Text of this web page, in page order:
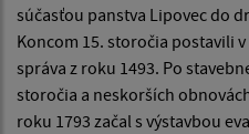
súčasťou panstva Lipovec do
Koncom 15. storočia postavili
správa z roku 1493. Po
storočia a neskorších
roku 1793 začal s výstavbou